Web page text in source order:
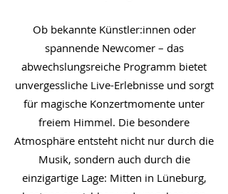
Ob bekannte Künstler:innen oder
spannende Newcomer – das
abwechslungsreiche Programm bietet
unvergessliche Live-Erlebnisse und sorgt
für magische Konzertmomente unter
freiem Himmel. Die besondere
Atmosphäre entsteht nicht nur durch die
Musik, sondern auch durch die
einzigartige Lage: Mitten in Lüneburg,